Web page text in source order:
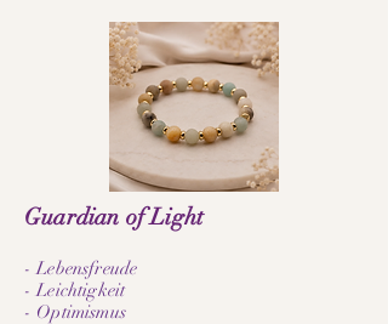
Guardian of Light
- Lebensfreude
- Leichtigkeit
- Optimismus